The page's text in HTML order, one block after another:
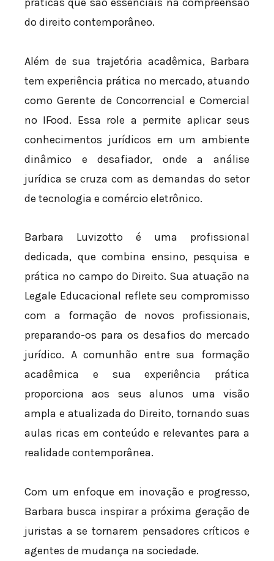
do direito contemporâneo.
Além de sua trajetória acadêmica, Barbara
tem experiência prática no mercado, atuando
como Gerente de Concorrencial e Comercial
no IFood. Essa role a permite aplicar seus
conhecimentos jurídicos em um ambiente
dinâmico e desafiador, onde a análise
jurídica se cruza com as demandas do setor
de tecnologia e comércio eletrônico.
Barbara Luvizotto é uma profissional
dedicada, que combina ensino, pesquisa e
prática no campo do Direito. Sua atuação na
Legale Educacional reflete seu compromisso
com a formação de novos profissionais,
preparando-os para os desafios do mercado
jurídico. A comunhão entre sua formação
acadêmica e sua experiência prática
proporciona aos seus alunos uma visão
ampla e atualizada do Direito, tornando suas
aulas ricas em conteúdo e relevantes para a
realidade contemporânea.
Com um enfoque em inovação e progresso,
Barbara busca inspirar a próxima geração de
juristas a se tornarem pensadores críticos e
agentes de mudança na sociedade.